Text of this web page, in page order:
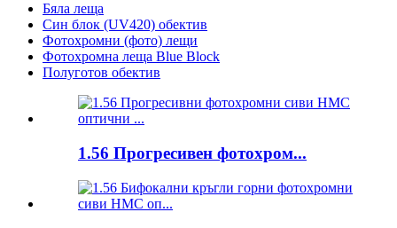
Бяла леща
Син блок (UV420) обектив
Фотохромни (фото) лещи
Фотохромна леща Blue Block
Полуготов обектив
1.56 Прогресивен фотохром...